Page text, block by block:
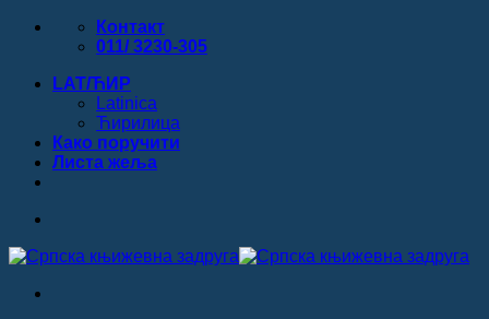
Прескочи
Контакт
011/ 3230-305
LAT/ЋИР
Latinica
Ћирилица
Како поручити
Листa жеља